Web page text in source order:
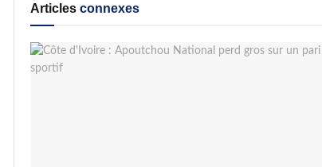
Articles connexes